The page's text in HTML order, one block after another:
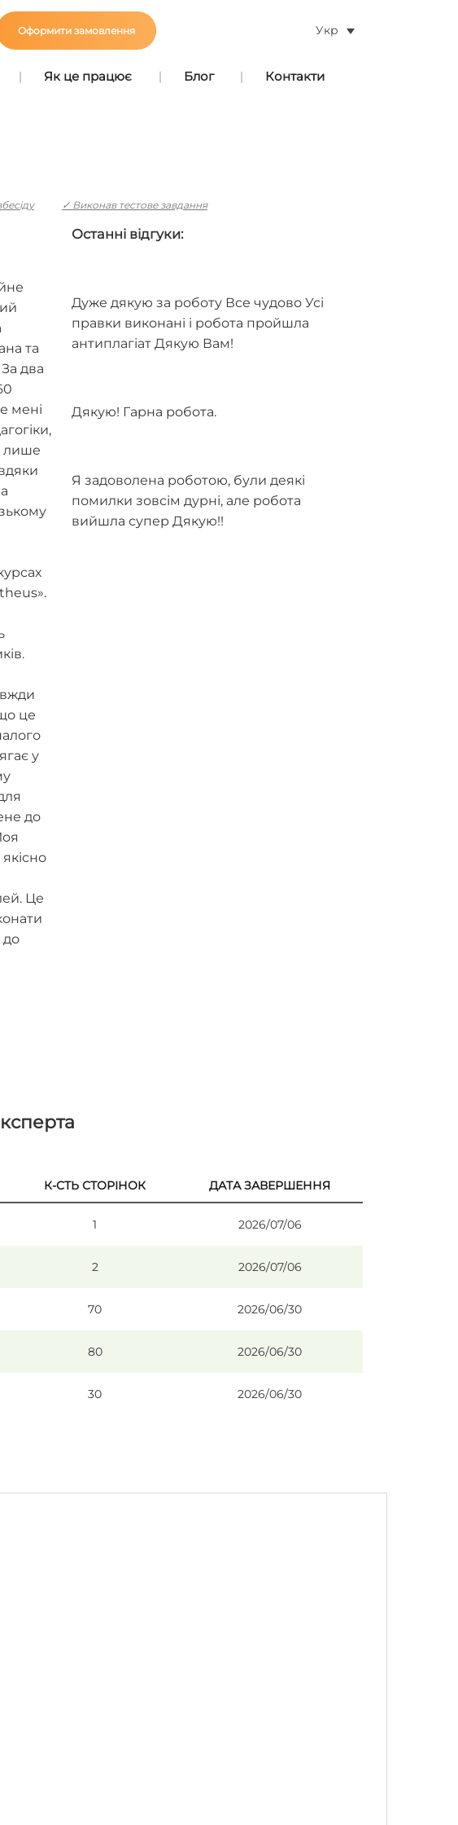
Оформити замовлення Укр
Як це працює Блог Контакти
✓ Виконав тестове завдання
та
два
мені
лише
це
у
до
Це
до
Останні відгуки:
Дуже дякую за роботу Все чудово Усі
правки виконані і робота пройшла
антиплагіат Дякую Вам!
Дякую! Гарна робота.
Я задоволена роботою, були деякі
помилки зовсім дурні, але робота
вийшла супер Дякую!!
К-СТЬ СТОРІНОК ДАТА ЗАВЕРШЕННЯ
1 2026/07/06
2 2026/07/06
70 2026/06/30
80 2026/06/30
30 2026/06/30